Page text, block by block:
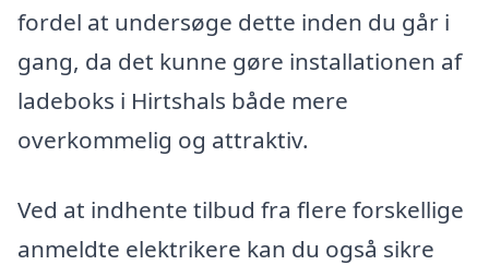
fordel at undersøge dette inden du går i
gang, da det kunne gøre installationen af
ladeboks i Hirtshals både mere
overkommelig og attraktiv.
Ved at indhente tilbud fra flere forskellige
anmeldte elektrikere kan du også sikre